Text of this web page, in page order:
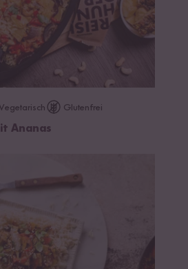
Glutenfrei
Ananas